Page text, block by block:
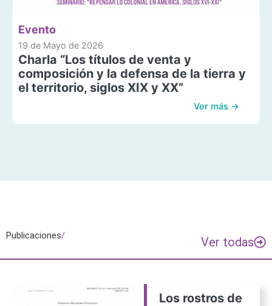
Evento
19 de Mayo de 2026
Charla “Los títulos de venta y
composición y la defensa de la tierra y
el territorio, siglos XIX y XX”
Ver más →
Publicaciones/ Ver todas
Los rostros de